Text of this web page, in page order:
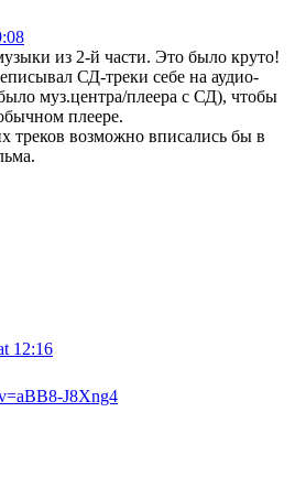
из 2-й части. Это было круто!
СД-треки себе на аудио-
муз.центра/плеера с СД), чтобы
плеере.
треков возможно вписались бы в
12:16
J8Xng4